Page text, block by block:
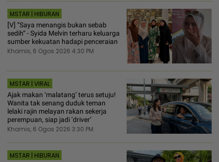
MSTAR | HIBURAN
[V] “Saya menangis bukan sebab
sedih“ - Syida Melvin terharu keluarga
sumber kekuatan hadapi penceraian
Khamis, 6 Ogos 2026 4:30 PM
MSTAR | VIRAL
Ajak makan ‘malatang’ terus setuju!
Wanita tak senang duduk teman
lelaki rajin melayan rakan sekerja
perempuan, siap jadi ‘driver’
Khamis, 6 Ogos 2026 3:30 PM
MSTAR | HIBURAN